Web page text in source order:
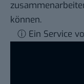
können.
ⓘ Ein Service